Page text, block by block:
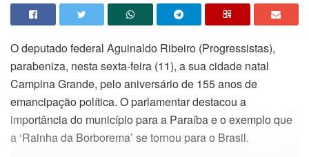
O deputado federal Aguinaldo Ribeiro (Progressistas),
parabeniza, nesta sexta-feira (11), a sua cidade natal
Campina Grande, pelo aniversário de 155 anos de
emancipação política. O parlamentar destacou a
importância do município para a Paraíba e o exemplo que
a ‘Rainha da Borborema’ se tornou para o Brasil.